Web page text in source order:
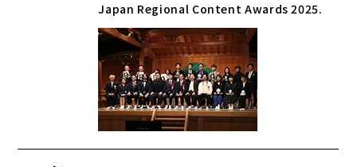
Japan Regional Content Awards 2025.